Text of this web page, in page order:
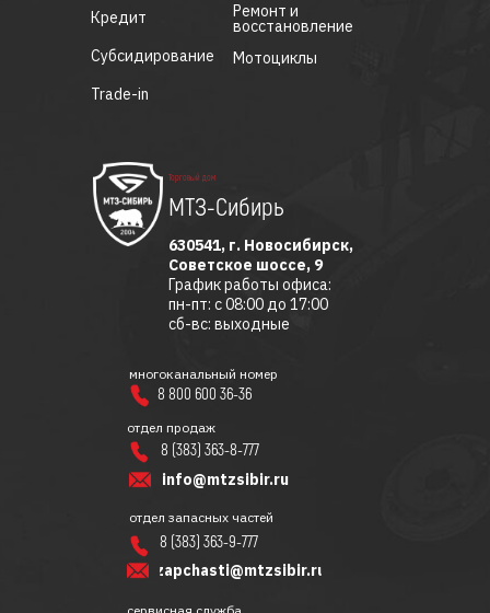
Торговый дом
МТЗ-Сибирь
Trade-in
Субсидирование
Кредит
Ремонт и
восстановление
Мотоциклы
630541, г. Новосибирск,
Советское шоссе, 9
График работы офиса:
пн-пт: с 08:00 до 17:00
сб-вс: выходные
zapchasti@mtzsibir.ru
отдел запасных частей
info@mtzsibir.ru
отдел продаж
многоканальный номер
8 800 600 36-36
8 (383) 363-9-777
8 (383) 363-8-777